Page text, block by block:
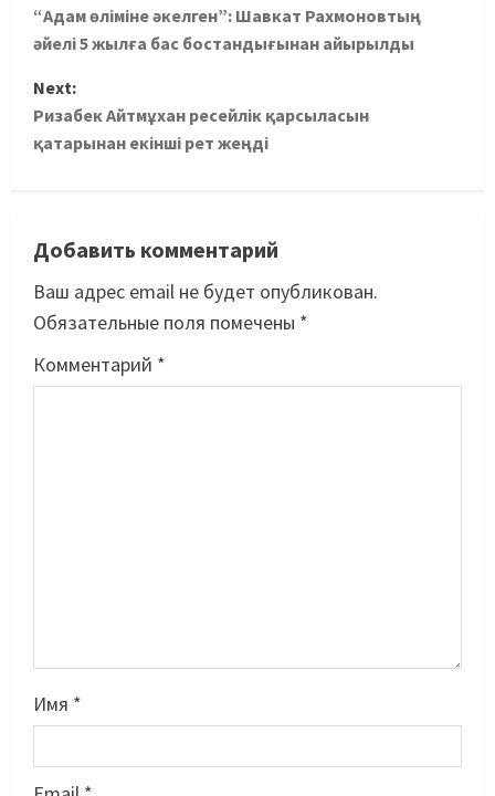
“Адам өліміне әкелген”: Шавкат Рахмоновтың
әйелі 5 жылға бас бостандығынан айырылды
Next:
Ризабек Айтмұхан ресейлік қарсыласын
қатарынан екінші рет жеңді
Добавить комментарий
Ваш адрес email не будет опубликован.
Обязательные поля помечены *
Комментарий *
Имя *